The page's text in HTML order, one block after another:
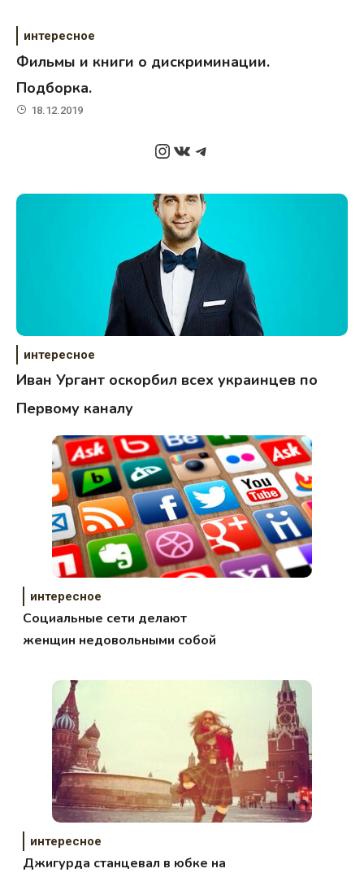
интересное
Фильмы и книги о дискриминации.
Подборка.
18.12.2019
Instagram
ВКонтакте
Telegram
интересное
Иван Ургант оскорбил всех украинцев по
Первому каналу
интересное
Социальные сети делают
женщин недовольными собой
интересное
Джигурда станцевал в юбке на